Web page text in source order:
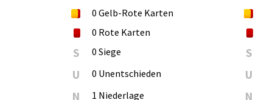
0 Gelb-Rote Karten
0 Rote Karten
S 0 Siege
U 0 Unentschieden
N 1 Niederlage
S
U
N